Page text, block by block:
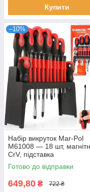
Купити
–10%
Набір викруток Mar-Pol
M61008 — 18 шт,
CrV, підставка
Готово до відправки
649,80 ₴ 722 ₴